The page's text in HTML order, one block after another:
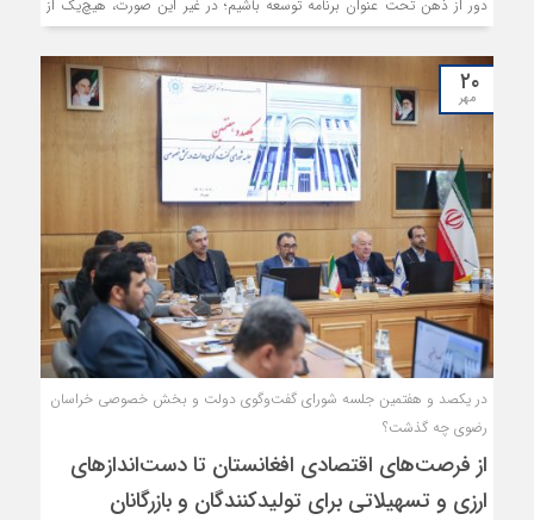
دور از ذهن تحت عنوان برنامه توسعه باشیم؛ در غیر این صورت، هیچ‌یک از
برنامه‌های توسعه کشور اجرایی نمی‌شود و به اهداف خود نمی‌رسد.
۲۰
مهر
در یکصد و هفتمین جلسه شورای گفت‌و‌گوی دولت و بخش خصوصی خراسان
رضوی چه گذشت؟
از فرصت‌های اقتصادی افغانستان تا دست‌اندازهای
ارزی و تسهیلاتی برای تولیدکنندگان و بازرگانان